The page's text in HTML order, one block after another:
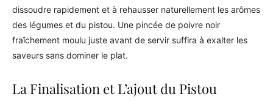
dissoudre rapidement et à rehausser naturellement les arômes
des légumes et du pistou. Une pincée de poivre noir
fraîchement moulu juste avant de servir suffira à exalter les
saveurs sans dominer le plat.
La Finalisation et L’ajout du Pistou